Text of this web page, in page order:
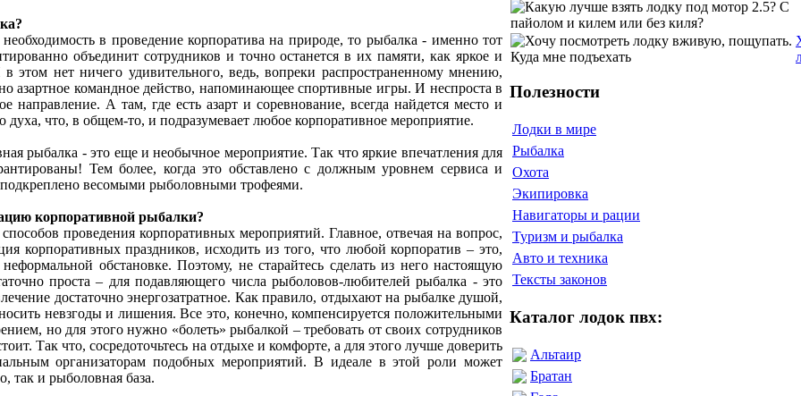
в проведение корпоратива на природе, то рыбалка - именно тот
объединит сотрудников и точно останется в их памяти, как яркое и
этом нет ничего удивительного, ведь, вопреки распространенному мнению,
азартное командное действо, напоминающее спортивные игры. И неспроста в
направление. А там, где есть азарт и соревнование, всегда найдется место и
духа, что, в общем-то, и подразумевает любое корпоративное мероприятие.
рыбалка - это еще и необычное мероприятие. Так что яркие впечатления для
Тем более, когда это обставлено с должным уровнем сервиса и
весомыми рыболовными трофеями.
корпоративной рыбалки?
проведения корпоративных мероприятий. Главное, отвечая на вопрос,
корпоративных праздников, исходить из того, что любой корпоратив – это,
обстановке. Поэтому, не старайтесь сделать из него настоящую
проста – для подавляющего числа рыболовов-любителей рыбалка - это
достаточно энергозатратное. Как правило, отдыхают на рыбалке душой,
невзгоды и лишения. Все это, конечно, компенсируется положительными
но для этого нужно «болеть» рыбалкой – требовать от своих сотрудников
Так что, сосредоточьтесь на отдыхе и комфорте, а для этого лучше доверить
организаторам подобных мероприятий. В идеале в этой роли может
так и рыболовная база.
Полезности
Лодки в мире
Рыбалка
Охота
Экипировка
Навигаторы и рации
Туризм и рыбалка
Авто и техника
Тексты законов
Каталог лодок пвх:
Альтаир
Братан